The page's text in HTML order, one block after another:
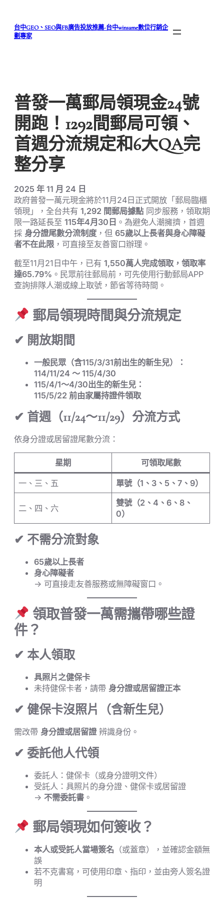
台中GEO、SEO與FB廣告投放推薦-台中winsame數位行銷企
劃專家
普發一萬郵局領現金24號
開跑！1292間郵局可領、
首週分流規定和6大QA完
整分享
2025 年 11 月 24 日
政府普發一萬元現金將於11月24日正式開放「郵局臨櫃
領現」，全台共有 1,292 間郵局據點同步服務，領取期
限一路延長至 115年4月30日 。為避免人潮擁擠，首週
採 身分證尾數分流制度 ，但 65歲以上長者與身心障礙
者不在此限 ，可直接至友善窗口辦理。
截至11月21日中午，已有 1,550萬人完成領取，領取率
達65.79% 。民眾前往郵局前，可先使用行動郵局APP
查詢排隊人潮或線上取號，節省等待時間。
郵局領現時間與分流規定
✔ 開放期間
一般民眾（含115/3/31前出生的新生兒）：
114/11/24 ～ 115/4/30
115/4/1～4/30出生的新生兒：
115/5/22 前由家屬持證件領取
✔ 首週（11/24～11/29）分流方式
依身分證或居留證尾數分流：
星期 可領取尾數
一、三、五 單號（1、3、5、7、9）
二、四、六
雙號（2、4、6、8、
0）
✔ 不需分流對象
65歲以上長者
身心障礙者
→ 可直接走友善服務或無障礙窗口。
領取普發一萬需攜帶哪些證
件？
✔ 本人領取
具照片之健保卡
未持健保卡者，請帶 身分證或居留證正本
✔ 健保卡沒照片（含新生兒）
需改帶 身分證或居留證辨識身份。
✔ 委託他人代領
委託人：健保卡（或身分證明文件）
受託人：具照片的身分證、健保卡或居留證
→ 不需委託書 。
郵局領現如何簽收？
本人或受託人當場簽名 （或蓋章），並確認金額無
誤
若不克書寫，可使用印章、指印，並由旁人簽名證
明